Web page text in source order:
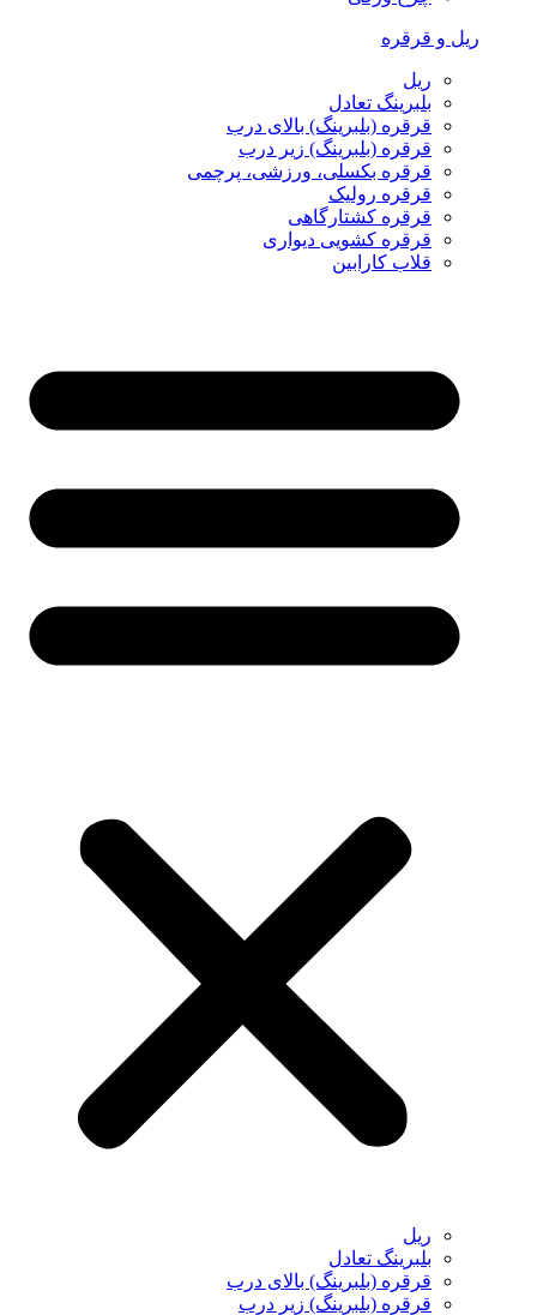
ریل و قرقره
ریل
بلبرینگ تعادل
قرقره (بلبرینگ) بالای درب
قرقره (بلبرینگ) زیر درب
قرقره بکسلی، ورزشی، پرچمی
قرقره رولیک
قرقره کشتارگاهی
قرقره کشویی دیواری
قلاب کارابین
ریل
بلبرینگ تعادل
قرقره (بلبرینگ) بالای درب
قرقره (بلبرینگ) زیر درب